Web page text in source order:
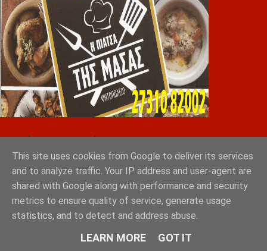
Greek Exports Directory
Tokyo 2023: Sakellaropoulos Organic Farms with
the ultimate 10 out of 10
GRAD ΔΙΕΘΝΗ ΜΕΣΙΤΙΚΑ ΓΡΑΦΕΙΑ ΑΘΗΝΑ
This site uses cookies from Google to deliver its services
and to analyze traffic. Your IP address and user-agent are
shared with Google along with performance and security
metrics to ensure quality of service, generate usage
statistics, and to detect and address abuse.
LEARN MORE GOT IT